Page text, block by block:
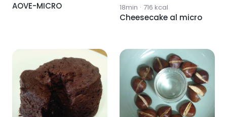
AOVE-MICRO
18min · 716 kcal
Cheesecake al micro